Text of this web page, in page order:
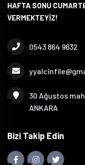
HAFTA SONU
VERMEKTEYİZ!
0543 864 9632
30 Ağustos
ANKARA
Bizi Takip Edin